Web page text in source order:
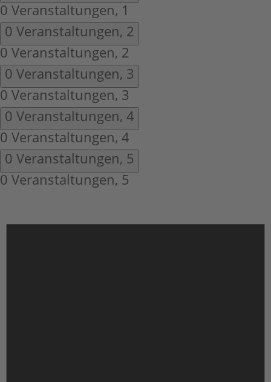
0 Veranstaltungen, 1
0 Veranstaltungen, 2
0 Veranstaltungen, 2
0 Veranstaltungen, 3
0 Veranstaltungen, 3
0 Veranstaltungen, 4
0 Veranstaltungen, 4
0 Veranstaltungen, 5
0 Veranstaltungen, 5